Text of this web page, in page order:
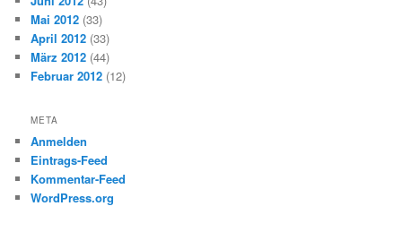
Mai 2012 (33)
April 2012 (33)
März 2012 (44)
Februar 2012 (12)
META
Anmelden
Eintrags-Feed
Kommentar-Feed
WordPress.org